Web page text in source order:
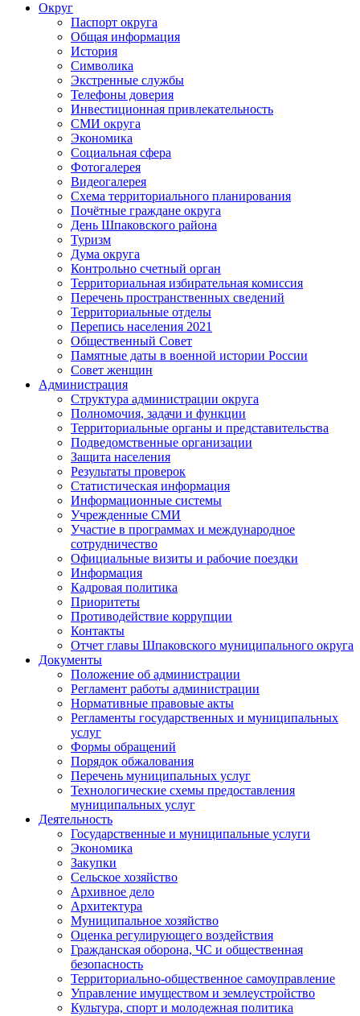
Округ
Паспорт округа
Общая информация
История
Символика
Экстренные службы
Телефоны доверия
Инвестиционная привлекательность
СМИ округа
Экономика
Социальная сфера
Фотогалерея
Видеогалерея
Схема территориального планирования
Почётные граждане округа
День Шпаковского района
Туризм
Дума округа
Контрольно счетный орган
Территориальная избирательная комиссия
Перечень пространственных сведений
Территориальные отделы
Перепись населения 2021
Общественный Совет
Памятные даты в военной истории России
Совет женщин
Администрация
Структура администрации округа
Полномочия, задачи и функции
Территориальные органы и представительства
Подведомственные организации
Защита населения
Результаты проверок
Статистическая информация
Информационные системы
Учрежденные СМИ
Участие в программах и международное
сотрудничество
Официальные визиты и рабочие поездки
Информация
Кадровая политика
Приоритеты
Противодействие коррупции
Контакты
Отчет главы Шпаковского муниципального округа
Документы
Положение об администрации
Регламент работы администрации
Нормативные правовые акты
Регламенты государственных и муниципальных
услуг
Формы обращений
Порядок обжалования
Перечень муниципальных услуг
Технологические схемы предоставления
муниципальных услуг
Деятельность
Государственные и муниципальные услуги
Экономика
Закупки
Сельское хозяйство
Архивное дело
Архитектура
Муниципальное хозяйство
Оценка регулирующего воздействия
Гражданская оборона, ЧС и общественная
безопасность
Территориально-общественное самоуправление
Управление имуществом и землеустройство
Культура, спорт и молодежная политика